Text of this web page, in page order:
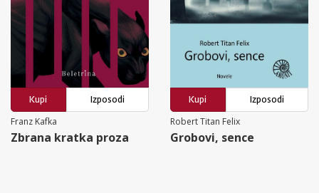
Kupi
Izposodi
Franz Kafka
Zbrana kratka proza
Kupi
Izposodi
Robert Titan Felix
Grobovi, sence